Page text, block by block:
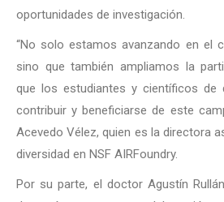
oportunidades de investigación.
“No solo estamos avanzando en el
sino que también ampliamos la
que los estudiantes y científicos de
contribuir y beneficiarse de este
Acevedo Vélez, quien es la directora
diversidad en NSF AIRFoundry.
Por su parte, el doctor Agustín